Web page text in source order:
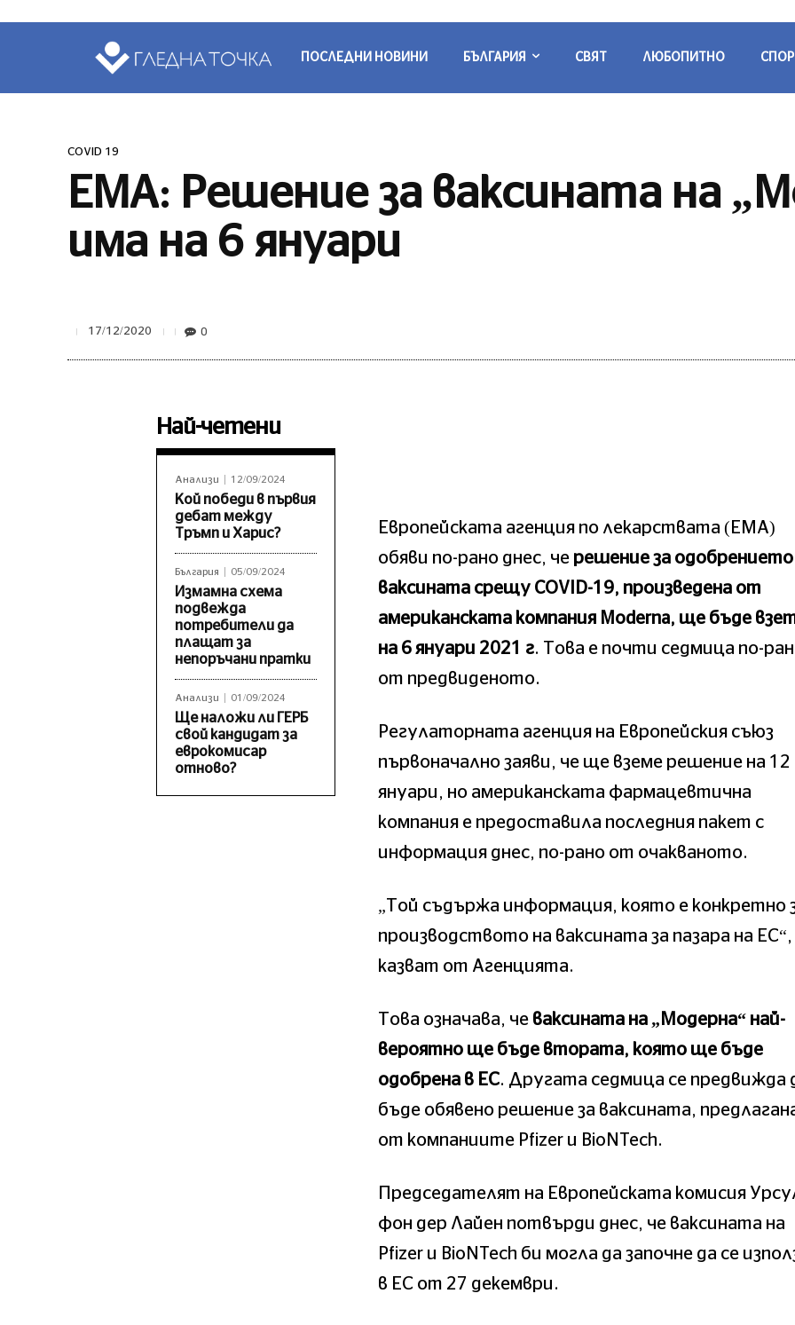
ПОСЛЕДНИ НОВИНИ БЪЛГАРИЯ СВЯТ ЛЮБОПИТНО
COVID 19
ЕМА: Решение за ваксината на
има на 6 януари
17/12/2020 0
Най-четени
Анализи 12/09/2024
Кой победи в първия
дебат между
Тръмп и Харис?
България 05/09/2024
Измамна схема
подвежда
потребители да
плащат за
непоръчани пратки
Анализи 01/09/2024
Ще наложи ли ГЕРБ
свой кандидат за
еврокомисар
отново?
Европейската агенция по лекарствата (ЕМА)
обяви по-рано днес, че решение за одобрението
ваксината срещу COVID-19, произведена от
американската компания Moderna, ще бъде
на 6 януари 2021 г. Това е почти седмица по-
от предвиденото.
Регулаторната агенция на Европейския съюз
първоначално заяви, че ще вземе решение на 12
януари, но американската фармацевтична
компания е предоставила последния пакет с
информация днес, по-рано от очакваното.
„Той съдържа информация, която е конкретно
производството на ваксината за пазара на ЕС“,
казват от Агенцията.
Това означава, че ваксината на „Модерна“ най-
вероятно ще бъде втората, която ще бъде
одобрена в ЕС. Другата седмица се предвижда
бъде обявено решение за ваксината,
от компаниите Pfizer и BioNTech.
Председателят на Европейската комисия
фон дер Лайен потвърди днес, че ваксината на
Pfizer и BioNTech би могла да започне да се
в ЕС от 27 декември.